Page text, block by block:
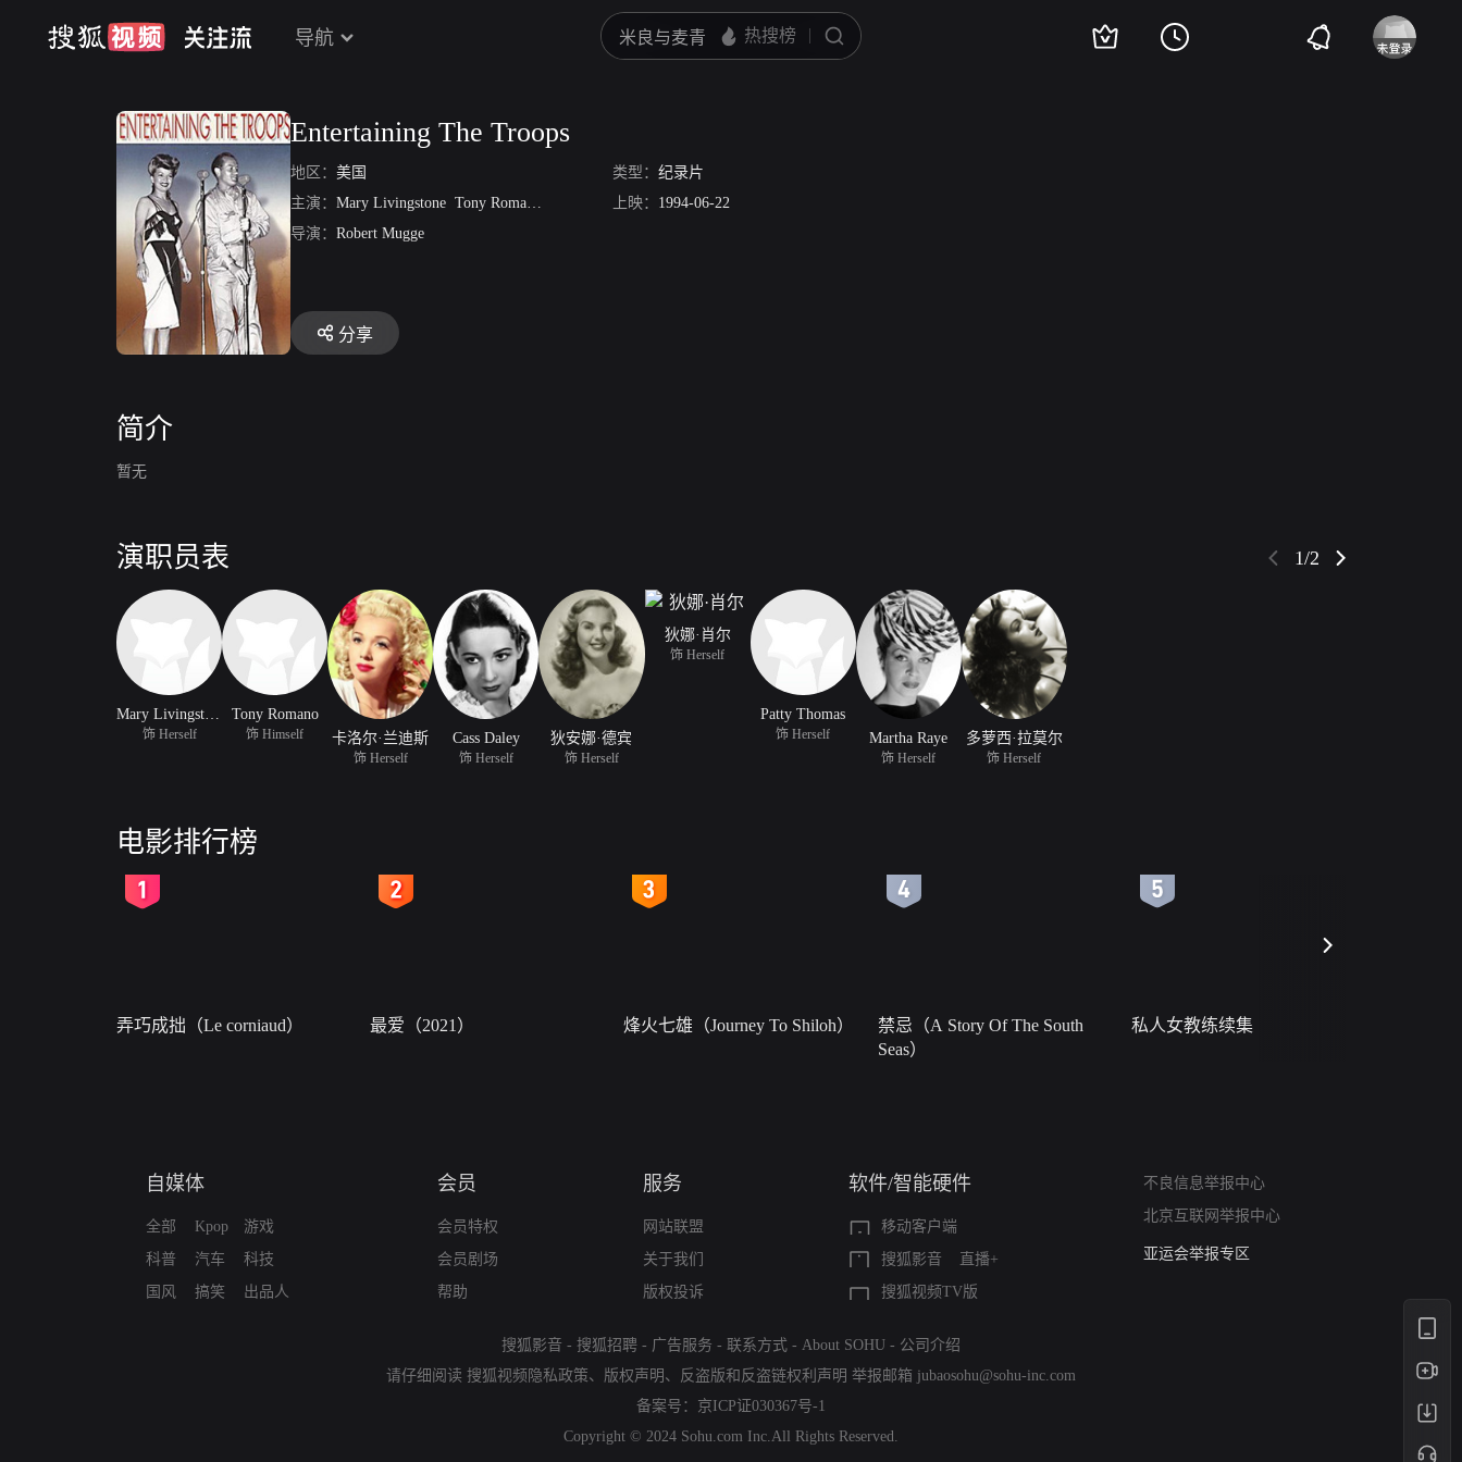
导航
Entertaining The Troops
地区： 美国 类型： 纪录片
主演： Mary Livingstone Tony Romano 卡洛尔·兰迪斯 Cass Daley
上映： 1994-06-22
导演： Robert Mugge
分享
简介
暂无
演职员表 1/2
Mary Livingstone
饰 Herself
Tony Romano
饰 Himself 卡洛尔·兰迪斯
饰 Herself
Cass Daley
饰 Herself
狄安娜·德宾
饰 Herself
狄娜·肖尔
饰 Herself
Patty Thomas
饰 Herself Martha Raye
饰 Herself
多萝西·拉莫尔
饰 Herself
电影排行榜
弄巧成拙（Le corniaud） 最爱（2021） 烽火七雄（Journey To Shiloh）
禁忌（A Story Of The South
Seas）
私人女教练续集
自媒体
全部
科普
国风
Kpop
汽车
搞笑
游戏
科技
出品人
会员
会员特权
会员剧场
帮助
服务
网站联盟
关于我们
版权投诉
软件/智能硬件
移动客户端
搜狐影音
直播+
搜狐视频TV版
不良信息举报中心
北京互联网举报中心
算法推荐专项举报
亚运会举报专区
搜狐影音 - 搜狐招聘 - 广告服务 - 联系方式 - About SOHU - 公司介绍
请仔细阅读 搜狐视频隐私政策、 版权声明 、 反盗版和反盗链权利声明 举报邮箱 jubaosohu@sohu-inc.com
备案号： 京ICP证030367号-1
Copyright © 2024 Sohu.com Inc.All Rights Reserved.